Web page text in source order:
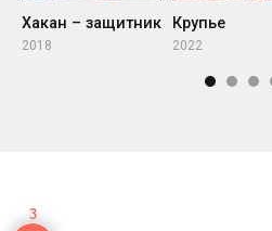
Хакан – защитник
2018
Крупье
2022
3